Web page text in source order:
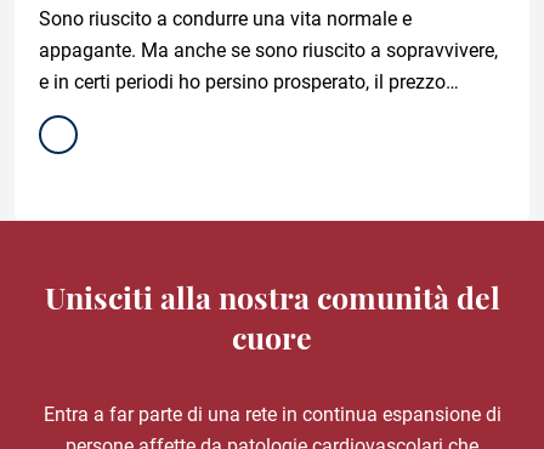
Sono riuscito a condurre una vita normale e
appagante. Ma anche se sono riuscito a sopravvivere,
e in certi periodi ho persino prosperato, il prezzo
psicologico che abbiamo pagato come famiglia è
stato incalcolabile.
Unisciti alla nostra comunità del
cuore
Entra a far parte di una rete in continua espansione di